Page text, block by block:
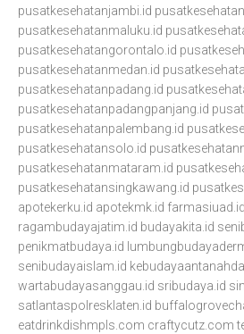
pusatkesehatanjambi.id
pusatkesehatanmaluku.id
pusatkesehatangorontalo.id
pusatkesehatanmedan.id
pusatkesehatanpadang.id
pusatkesehatanpadangpanjang.id
pusatkesehatanpalembang.id
pusatkesehatansolo.id
pusatkesehatanmataram.id
pusatkesehatansingkawang.id
apotekerku.id apotekmk.id farmasiuad.id
ragambudayajatim.id budayakita.id
penikmatbudaya.id
senibudayaislam.id
wartabudayasanggau.id sribudaya.id
satlantaspolresklaten.id
eatdrinkdishmpls.com craftycutz.com